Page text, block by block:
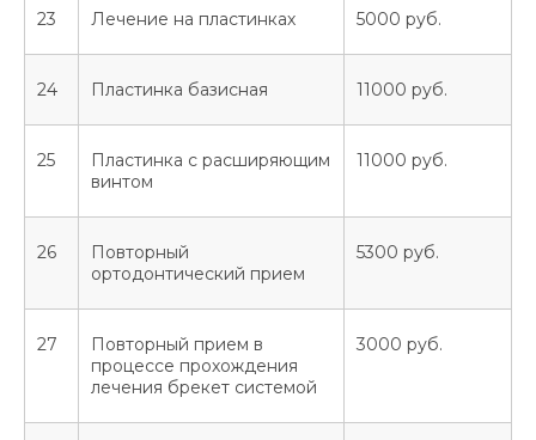
23 Лечение на пластинках 5000 руб.
24 Пластинка базисная 11000 руб.
25
Пластинка с расширяющим
винтом
11000 руб.
26
Повторный
ортодонтический прием
5300 руб.
27
Повторный прием в
процессе прохождения
лечения брекет системой
3000 руб.
медицинской деятельности Л041-01170-
02/00358146.
уточнять лично во время консультации или по
медицинские услуги оказываются в
законодательством и на основании
заключённого договора.
Комплексное развитие проекта -